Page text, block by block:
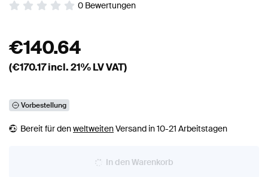
0 Bewertungen
€140.64
(€170.17incl. 21% LV VAT)
Vorbestellung
Bereit für denweltweitenVersand in 10-21 Arbeitstagen
In den Warenkorb